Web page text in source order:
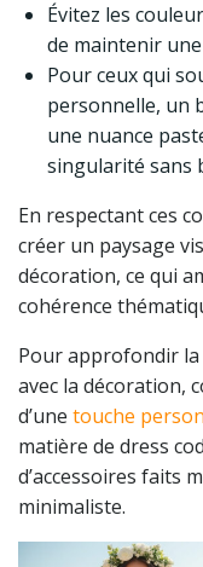
Évitez les
de maintenir
Pour ceux qui
personnelle, un
une nuance
singularité sans
En respectant ces
créer un paysage
décoration, ce qui
cohérence
Pour approfondir
avec la décoration,
d’une touche
matière de dress
d’accessoires faits
minimaliste.